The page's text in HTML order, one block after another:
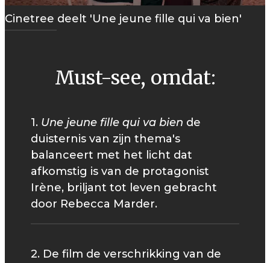
Cinetree deelt 'Une jeune fille qui va bien'
Must-see, omdat:
1. Une jeune fille qui va bien de
duisternis van zijn thema's
balanceert met het licht dat
afkomstig is van de protagonist
Irène, briljant tot leven gebracht
door Rebecca Marder.
2. De film de verschrikking van de